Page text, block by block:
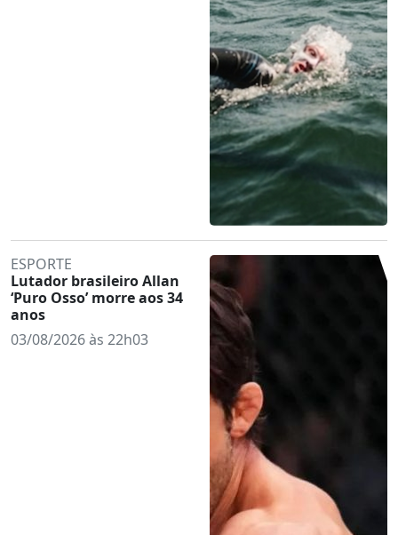
ESPORTE
Lutador brasileiro Allan
‘Puro Osso’ morre aos 34
anos
03/08/2026 às 22h03